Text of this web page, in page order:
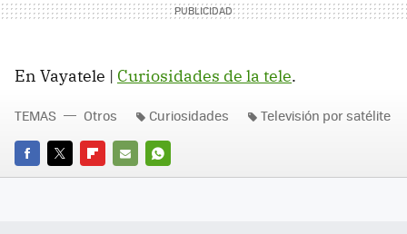
En Vayatele | Curiosidades de la tele.
FACEBOOK
TWITTERFLIPBOARD
E-
WHATSAPP
TEMAS Otros Curiosidades Televisión por satélite